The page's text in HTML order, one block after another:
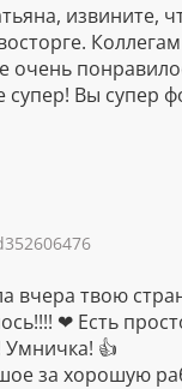
извините,
очень
супер! Вы супер
вчера твою
❤ Есть
👍
за хорошую